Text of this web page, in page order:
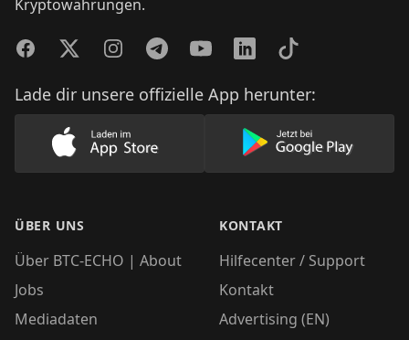
Kryptowährungen.
FacebookTwitterInstagramTelegramYouTubeLinkedInTikTok
Lade dir unsere offizielle App herunter:
Lade unsere App im AppStore herunter
Lade unsere
ÜBER UNS
Über BTC-ECHO | About
Jobs
Mediadaten
KONTAKT
Hilfecenter / Support
Kontakt
Advertising (EN)